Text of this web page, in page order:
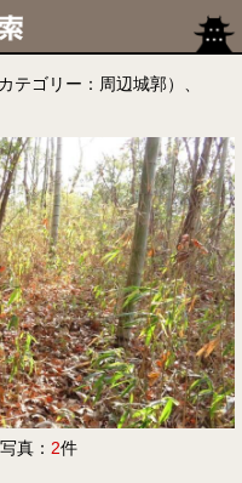
テゴリー：周辺城郭）、
真： 2件